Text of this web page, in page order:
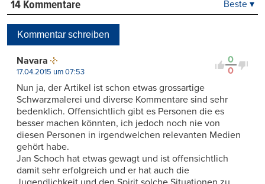
14 Kommentare Beste ▾
Kommentar schreiben
0
0
Navara
17.04.2015 um 07:53
Nun ja, der Artikel ist schon etwas grossartige
Schwarzmalerei und diverse Kommentare sind sehr
bedenklich. Offensichtlich gibt es Personen die es
besser machen könnten, ich jedoch noch nie von
diesen Personen in irgendwelchen relevanten Medien
gehört habe.
Jan Schoch hat etwas gewagt und ist offensichtlich
damit sehr erfolgreich und er hat auch die